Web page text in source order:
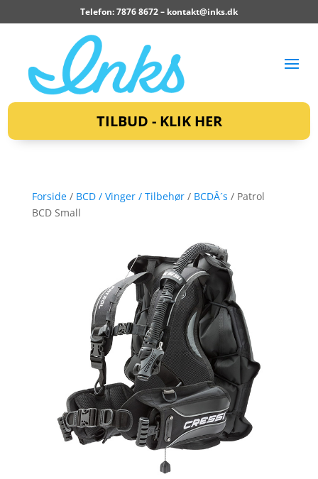
Telefon: 7876 8672 – kontakt@inks.dk
TILBUD - KLIK HER
Forside/ BCD / Vinger / Tilbehør/ BCDÂ´s / Patrol
BCD Small